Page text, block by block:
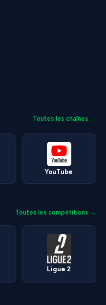
Toutes les chaînes →
YouTube
Toutes les compétitions →
Ligue 2